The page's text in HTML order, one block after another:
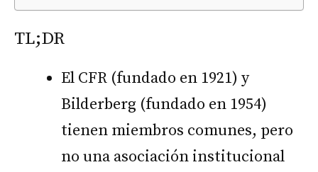
TL;DR
El CFR (fundado en 1921) y
Bilderberg (fundado en 1954)
tienen miembros comunes, pero
no una asociación institucional